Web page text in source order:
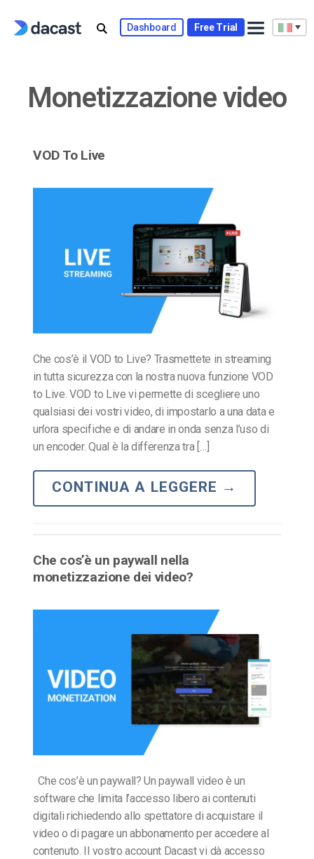
Dashboard Free Trial
Monetizzazione video
VOD To Live
Che cos’è il VOD to Live? Trasmettete in streaming
in tutta sicurezza con la nostra nuova funzione VOD
to Live. VOD to Live vi permette di scegliere uno
qualsiasi dei vostri video, di impostarlo a una data e
un’ora specifiche e di andare in onda senza l’uso di
un encoder. Qual è la differenza tra […]
CONTINUA A LEGGERE →
Che cos’è un paywall nella
monetizzazione dei video?
Che cos’è un paywall? Un paywall video è un
software che limita l’accesso libero ai contenuti
digitali richiedendo allo spettatore di acquistare il
video o di pagare un abbonamento per accedere al
contenuto. Il vostro account Dacast vi dà accesso